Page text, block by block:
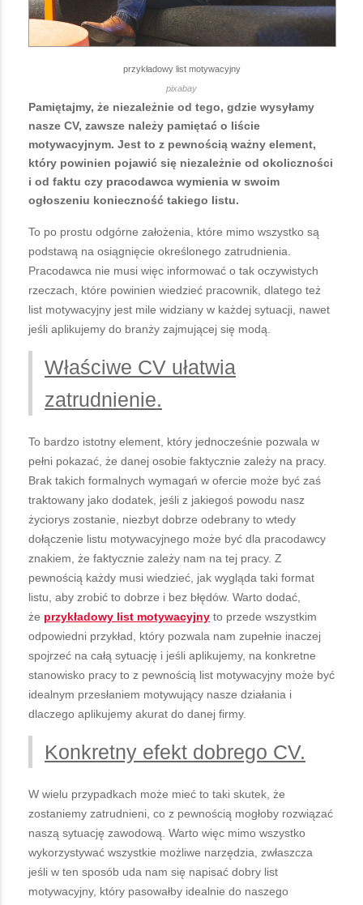
przykładowy list motywacyjny
pixabay
Pamiętajmy, że niezależnie od tego, gdzie wysyłamy
nasze CV, zawsze należy pamiętać o liście
motywacyjnym. Jest to z pewnością ważny element,
który powinien pojawić się niezależnie od okoliczności
i od faktu czy pracodawca wymienia w swoim
ogłoszeniu konieczność takiego listu.
To po prostu odgórne założenia, które mimo wszystko są
podstawą na osiągnięcie określonego zatrudnienia.
Pracodawca nie musi więc informować o tak oczywistych
rzeczach, które powinien wiedzieć pracownik, dlatego też
list motywacyjny jest mile widziany w każdej sytuacji, nawet
jeśli aplikujemy do branży zajmującej się modą.
Właściwe CV ułatwia
zatrudnienie.
To bardzo istotny element, który jednocześnie pozwala w
pełni pokazać, że danej osobie faktycznie zależy na pracy.
Brak takich formalnych wymagań w ofercie może być zaś
traktowany jako dodatek, jeśli z jakiegoś powodu nasz
życiorys zostanie, niezbyt dobrze odebrany to wtedy
dołączenie listu motywacyjnego może być dla pracodawcy
znakiem, że faktycznie zależy nam na tej pracy. Z
pewnością każdy musi wiedzieć, jak wygląda taki format
listu, aby zrobić to dobrze i bez błędów. Warto dodać,
że przykładowy list motywacyjny to przede wszystkim
odpowiedni przykład, który pozwala nam zupełnie inaczej
spojrzeć na całą sytuację i jeśli aplikujemy, na konkretne
stanowisko pracy to z pewnością list motywacyjny może być
idealnym przesłaniem motywujący nasze działania i
dlaczego aplikujemy akurat do danej firmy.
Konkretny efekt dobrego CV.
W wielu przypadkach może mieć to taki skutek, że
zostaniemy zatrudnieni, co z pewnością mogłoby rozwiązać
naszą sytuację zawodową. Warto więc mimo wszystko
wykorzystywać wszystkie możliwe narzędzia, zwłaszcza
jeśli w ten sposób uda nam się napisać dobry list
motywacyjny, który pasowałby idealnie do naszego